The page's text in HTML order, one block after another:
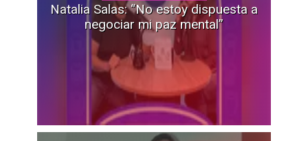
Natalia Salas: “No estoy dispuesta a
negociar mi paz mental”